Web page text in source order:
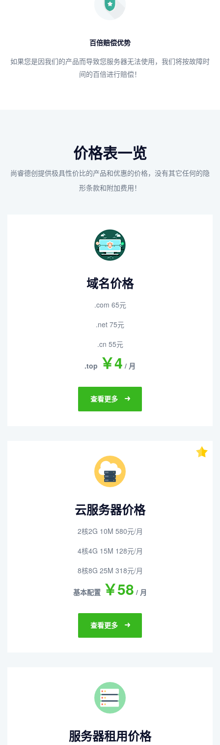
百倍赔偿优势
如果您是因我们的产品而导致您服务器无法使用，我们将按故障时
间的百倍进行赔偿！
价格表一览
尚睿德创提供极具性价比的产品和优惠的价格，没有其它任何的隐
形条款和附加费用！
域名价格
.com 65元
.net 75元
.cn 55元
.top ￥4 / 月
查看更多
云服务器价格
2核2G 10M 580元/月
4核4G 15M 128元/月
8核8G 25M 318元/月
基本配置 ￥58 / 月
查看更多
服务器租用价格